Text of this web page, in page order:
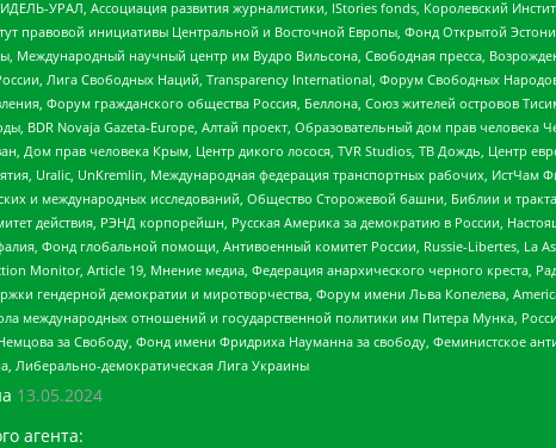
УРАЛ, Ассоциация развития журналистики, IStories fonds, Королевский
правовой инициативы Центральной и Восточной Европы, Фонд Открытой
Международный научный центр им Вудро Вильсона, Свободная пресса,
Лига Свободных Наций, Transparеncy International, Форум Свободных
Форум гражданского общества Россия, Беллона, Союз жителей островов
BDR Novaja Gazeta-Europe, Алтай проект, Образовательный дом прав
Дом прав человека Крым, Центр дикого лосося, TVR Studios, ТВ Дождь, Центр
Uralic, UnKremlin, Международная федерация транспортных рабочих, ИстЧам
и международных исследований, Общество Сторожевой башни, Библии и
действия, РЭНД корпорейшн, Русская Америка за демократию в России,
Фонд глобальной помощи, Антивоенный комитет России, Russie-Libertes, La
Monitor, Article 19, Мнение медиа, Федерация анархического черного креста,
гендерной демократии и миротворчества, Форум имени Льва Копелева,
международных отношений и государственной политики им Питера Мунка,
за Свободу, Фонд имени Фридриха Науманна за свободу, Феминистское
Либерально-демократическая Лига Украины
13.05.2024
агента: